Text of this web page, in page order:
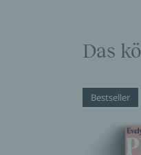
Das
Bestseller